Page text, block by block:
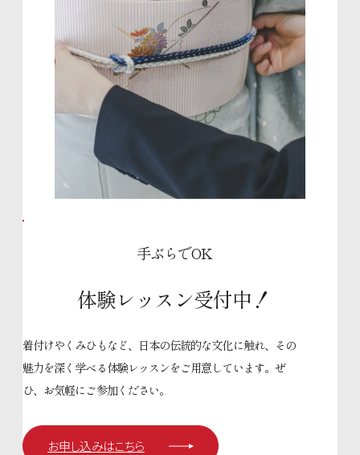
手ぶらでOK
体験レッスン受付中！
着付けやくみひもなど、日本の伝統的な文化に触れ、その
魅力を深く学べる体験レッスンをご用意しています。ぜ
ひ、お気軽にご参加ください。
お申し込みはこちら